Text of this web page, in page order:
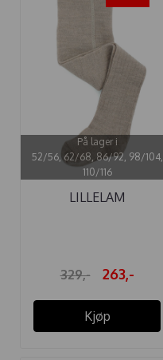
På lager i
52/56, 62/68, 86/92, 98/104,
110/116
LILLELAM
329,- 263,-
Kjøp